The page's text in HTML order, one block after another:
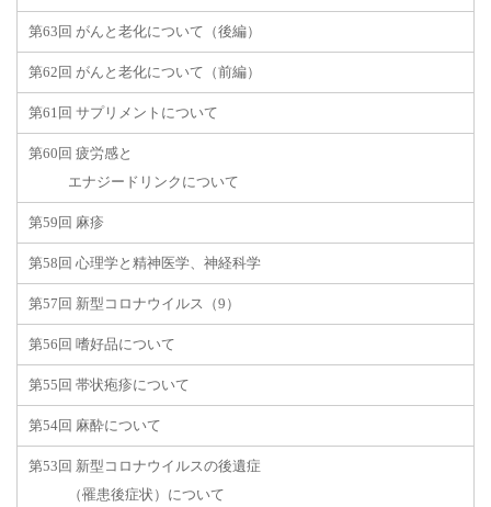
第63回 がんと老化について（後編）
第62回 がんと老化について（前編）
第61回 サプリメントについて
第60回 疲労感と
エナジードリンクについて
第59回 麻疹
第58回 心理学と精神医学、神経科学
第57回 新型コロナウイルス（9）
第56回 嗜好品について
第55回 帯状疱疹について
第54回 麻酔について
第53回 新型コロナウイルスの後遺症
（罹患後症状）について